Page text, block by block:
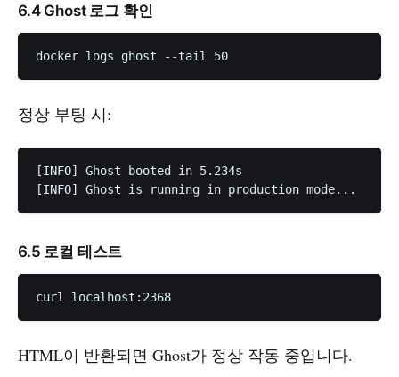
6.4 Ghost 로그 확인
정상 부팅 시:
[INFO] Ghost booted in 5.234s
6.5 로컬 테스트
HTML이 반환되면 Ghost가 정상 작동 중입니다.